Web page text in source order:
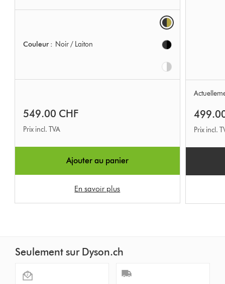
Couleur : Noir / Laiton
Options
549.00 CHF
Prix incl. TVA
Ajouter au panier
En savoir plus
Prix incl.
Seulement sur Dyson.ch